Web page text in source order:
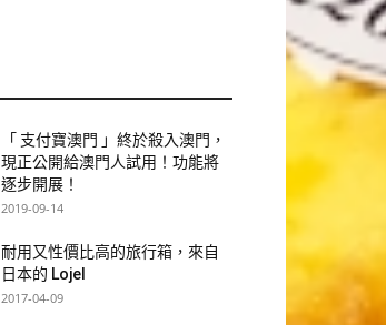
「 支付寶澳門 」終於殺入澳門，
現正公開給澳門人試用！功能將
逐步開展！
2019-09-14
耐用又性價比高的旅行箱，來自
日本的 Lojel
2017-04-09